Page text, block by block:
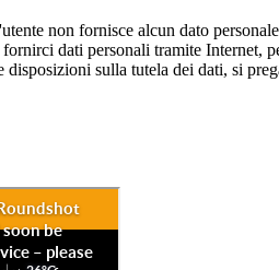
non fornisce alcun dato
dati personali tramite
disposizioni sulla tutela dei dati, si